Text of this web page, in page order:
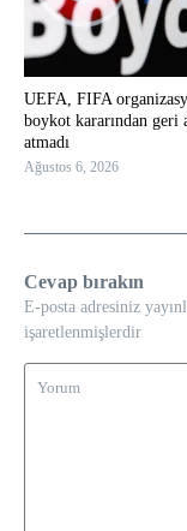
UEFA, FIFA
boykot kararından geri
atmadı
Ağustos 6, 2026
Cevap bırakın
E-posta adresiniz
işaretlenmişlerdir